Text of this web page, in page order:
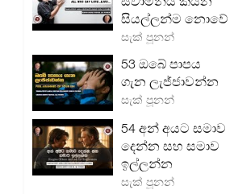
සියල්ලන්ම නොවේ
සැක් පූනන්
53 ඔබේ පාපය
ගැන ලැජ්ජාවන්න
සැක් පූනන්
54 අන් අයට සමාව
දෙන්න සහ සමාව
ඉල්ලන්න
සැක් පූනන්